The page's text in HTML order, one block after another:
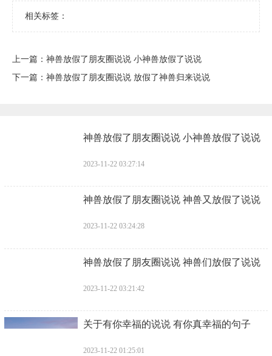
相关标签：
上一篇： ​神兽放假了朋友圈说说 小神兽放假了说说
下一篇： ​神兽放假了朋友圈说说 放假了神兽归来说说
​神兽放假了朋友圈说说 小神兽放假了说说
2023-11-22 03:27:14
​神兽放假了朋友圈说说 神兽又放假了说说
2023-11-22 03:24:28
​神兽放假了朋友圈说说 神兽们放假了说说
2023-11-22 03:21:42
​关于有你幸福的说说 有你真幸福的句子
2023-11-22 01:25:01